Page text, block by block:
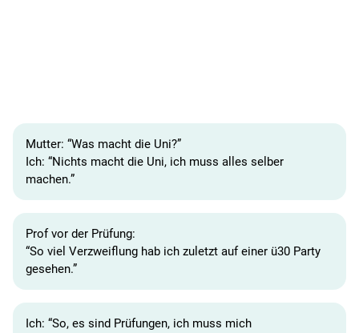
Mutter: “Was macht die Uni?”
Ich: “Nichts macht die Uni, ich muss alles selber
machen.”
Prof vor der Prüfung:
“So viel Verzweiflung hab ich zuletzt auf einer ü30 Party
gesehen.”
Ich: “So, es sind Prüfungen, ich muss mich